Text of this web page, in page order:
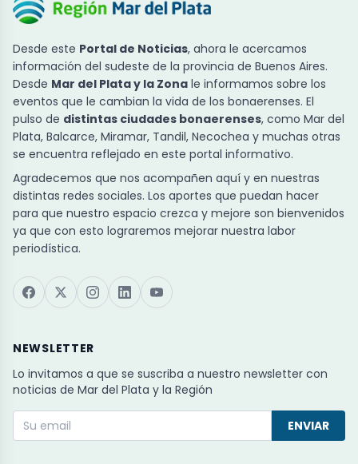
Desde este Portal de Noticias, ahora le acercamos
información del sudeste de la provincia de Buenos Aires.
Desde Mar del Plata y la Zona le informamos sobre los
eventos que le cambian la vida de los bonaerenses. El
pulso de distintas ciudades bonaerenses, como Mar del
Plata, Balcarce, Miramar, Tandil, Necochea y muchas otras
se encuentra reflejado en este portal informativo.
Agradecemos que nos acompañen aquí y en nuestras
distintas redes sociales. Los aportes que puedan hacer
para que nuestro espacio crezca y mejore son bienvenidos
ya que con esto lograremos mejorar nuestra labor
periodística.
NEWSLETTER
Lo invitamos a que se suscriba a nuestro newsletter con
noticias de Mar del Plata y la Región
ENVIAR